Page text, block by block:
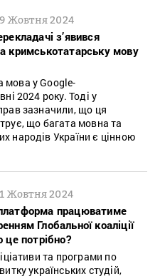
Жовтня 2024
з’явився
кримськотатарську мову
мова у Google-
2024 року. Тоді у
зазначили, що ця
що багата мовна та
народів України є цінною
Жовтня 2024
працюватиме
Глобальної коаліції
це потрібно?
та програми по
українських студій,